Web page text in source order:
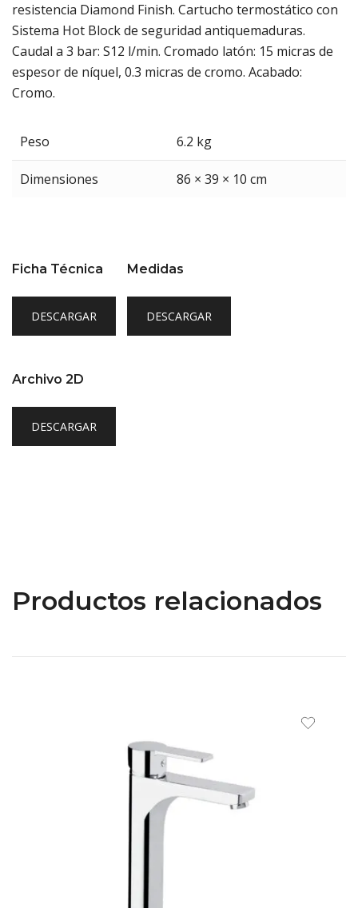
resistencia Diamond Finish. Cartucho termostático con
Sistema Hot Block de seguridad antiquemaduras.
Caudal a 3 bar: S12 l/min. Cromado latón: 15 micras de
espesor de níquel, 0.3 micras de cromo. Acabado:
Cromo.
Peso 6.2 kg
Dimensiones 86 × 39 × 10 cm
Ficha Técnica
DESCARGAR
Medidas
DESCARGAR
Archivo 2D
DESCARGAR
Productos relacionados